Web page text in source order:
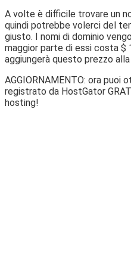
A volte è difficile trovare un
quindi potrebbe volerci del
giusto. I nomi di dominio
maggior parte di essi costa $
aggiungerà questo prezzo
AGGIORNAMENTO: ora puoi
registrato da HostGator
hosting!